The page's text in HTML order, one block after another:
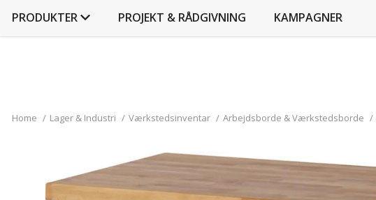
PRODUKTER PROJEKT & RÅDGIVNING KAMPAGNER
Home / Lager & Industri / Værkstedsinventar / Arbejdsborde & Værkstedsborde /